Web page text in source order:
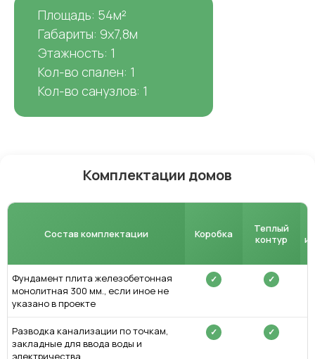
Площадь: 54м²
Габариты: 9х7,8м
Этажность: 1
Кол-во спален: 1
Кол-во санузлов: 1
Комплектации домов
Состав комплектации Коробка
Теплый
контур
Фундамент плита железобетонная
монолитная 300 мм., если иное не
указано в проекте
✓ ✓
Разводка канализации по точкам,
закладные для ввода воды и
электричества
✓ ✓